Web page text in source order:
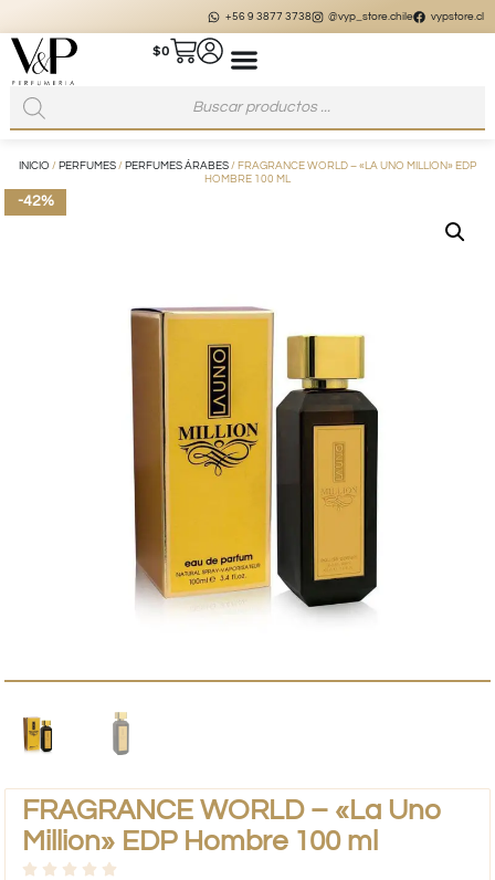
+56 9 3877 3738 @vyp_store.chile vypstore.cl
$0
INICIO / PERFUMES / PERFUMES ÁRABES / FRAGRANCE WORLD – «LA UNO MILLION» EDP
HOMBRE 100 ML
-42%
FRAGRANCE WORLD – «La Uno
Million» EDP Hombre 100 ml